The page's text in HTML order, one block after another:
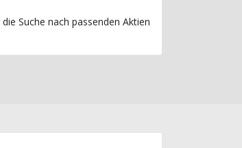
Suche nach passenden Aktien